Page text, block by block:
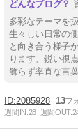
多彩なテーマを
生々しい日常の
と向き合う様子
ります。鋭い視
飾らず率直な言
2085928 13
週間IN:28 週間OUT: